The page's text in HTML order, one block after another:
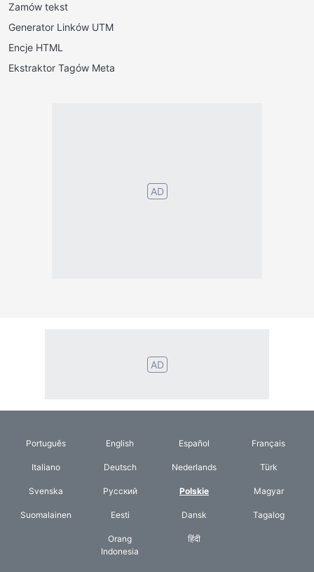
Zamów tekst
Generator Linków UTM
Encje HTML
Ekstraktor Tagów Meta
AD
AD
Português English Español Français
Italiano Deutsch Nederlands Türk
Svenska Русский Polskie Magyar
Suomalainen Eesti Dansk Tagalog
Orang
Indonesia
हिंदी